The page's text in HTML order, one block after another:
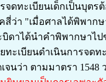
จดทะเบียนเด็กเป็นบุตร
สี่ว่า "เมื่อศาลได้พิพาก
บิดาได้นำคำพิพากษาไ
ทะเบียนดำเนินการจดท
นว่า ตามมาตรา 1548